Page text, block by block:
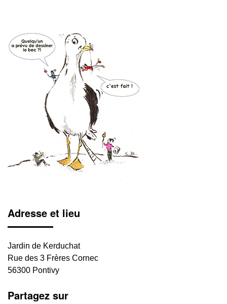
Adresse et lieu
Jardin de Kerduchat
Rue des 3 Frères Cornec
56300 Pontivy
Partagez sur